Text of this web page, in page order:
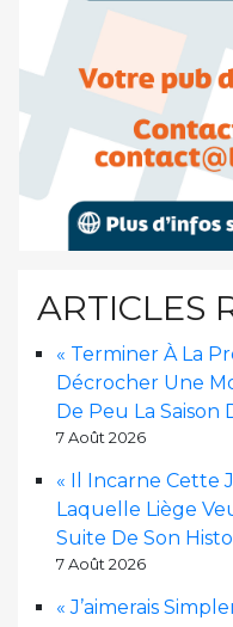
ARTICLES
« Terminer À La
Décrocher Une
De Peu La Saison
7 Août 2026
« Il Incarne Cette
Laquelle Liège
Suite De Son
7 Août 2026
« J’aimerais